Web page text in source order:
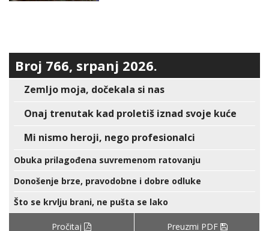
Broj 766, srpanj 2026.
Zemljo moja, dočekala si nas
Onaj trenutak kad proletiš iznad svoje kuće
Mi nismo heroji, nego profesionalci
Obuka prilagođena suvremenom ratovanju
Donošenje brze, pravodobne i dobre odluke
Što se krvlju brani, ne pušta se lako
Pročitaj Preuzmi PDF